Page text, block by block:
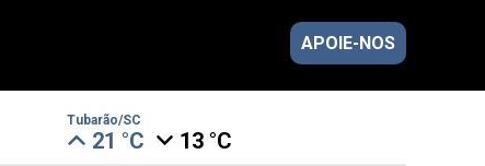
APOIE-NOS
Tubarão/SC
21 °C 13 °C